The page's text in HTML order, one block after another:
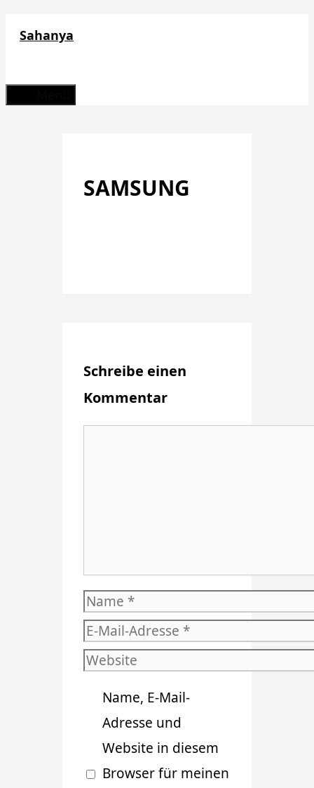
Sahanya
SAMSUNG
Schreibe einen
Kommentar
Name
E-
Mail-
Website
Name, E-Mail-
Adresse und
Website in diesem
Browser für meinen